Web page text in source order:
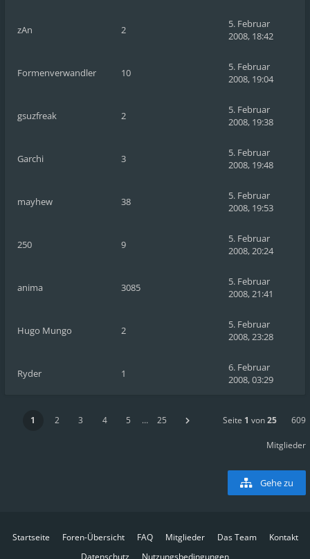
zAn 2
5. Februar
2008, 18:42
Formenverwandler 10
5. Februar
2008, 19:04
gsuzfreak 2
5. Februar
2008, 19:38
Garchi 3
5. Februar
2008, 19:48
mayhew 38
5. Februar
2008, 19:53
250 9
5. Februar
2008, 20:24
anima 3085
5. Februar
2008, 21:41
Hugo Mungo 2
5. Februar
2008, 23:28
Ryder 1
6. Februar
2008, 03:29
1 2 3 4 5 … 25 Seite 1 von25 609
Mitglieder
Gehe zu
Startseite Foren-Übersicht FAQ Mitglieder Das Team
Kontakt
Datenschutz
Nutzungsbedingungen